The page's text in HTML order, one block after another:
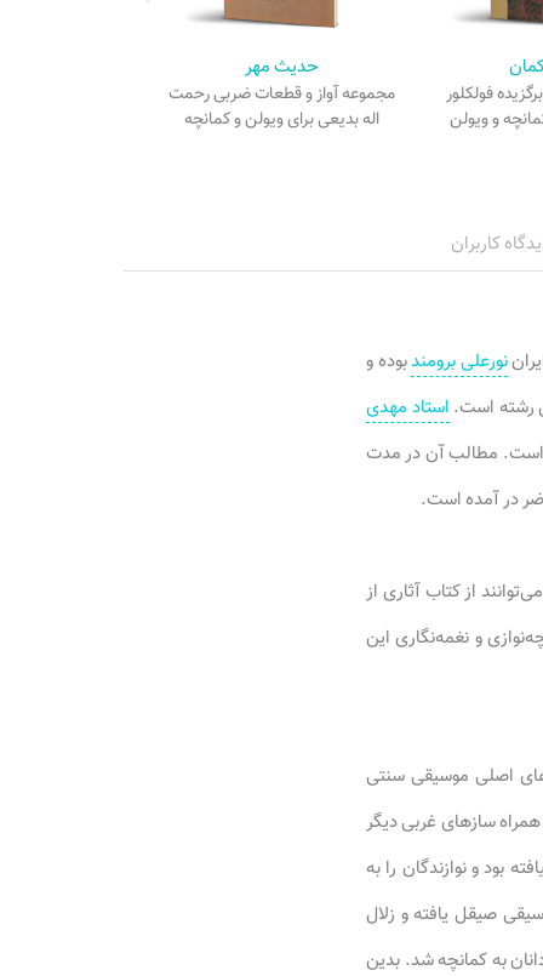
فولکلور
و ویولن
حدیث مهر
مجموعه آواز و قطعات ضربی رحمت
اله بدیعی برای ویولن و کمانچه
کاربران
نورعلی برومندبوده و
رشته است. استاد مهدی
است. مطالب آن در مدت
از کتاب آثاری از
و نغمه‌نگاری این
اصلی موسیقی سنتی
سازهای غربی دیگر
بود و نوازندگان را به
صیقل یافته و زلال
به کمانچه شد. بدین